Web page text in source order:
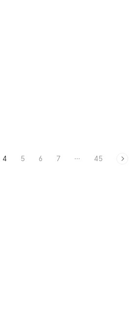
4 5 6 7 ··· 45